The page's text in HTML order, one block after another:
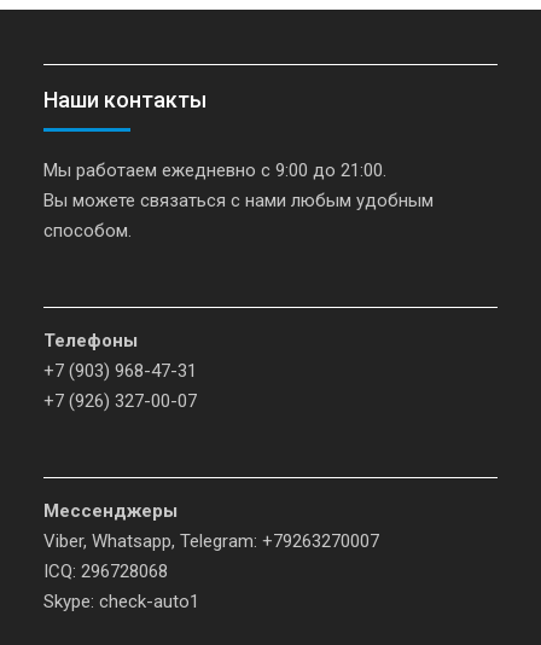
Наши контакты
Мы работаем ежедневно с 9:00 до 21:00.
Вы можете связаться с нами любым удобным
способом.
Телефоны
+7 (903) 968-47-31
+7 (926) 327-00-07
Мессенджеры
Viber, Whatsapp, Telegram: +79263270007
ICQ: 296728068
Skype: check-auto1